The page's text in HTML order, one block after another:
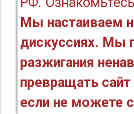
Мы настаиваем
дискуссиях. Мы
разжигания
превращать
если не можете